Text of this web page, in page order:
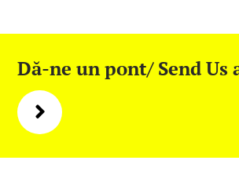
Dă-ne un pont/ Send Us